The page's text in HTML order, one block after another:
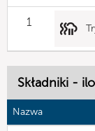
1
Składniki -
Nazwa